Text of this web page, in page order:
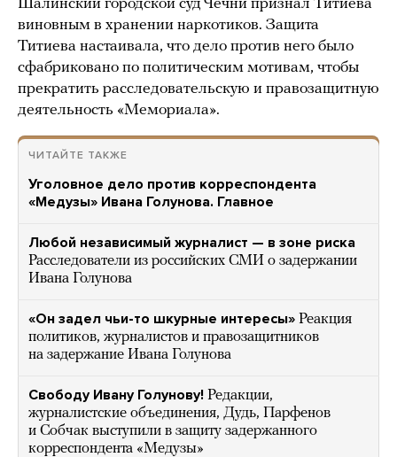
Шалинский городской суд Чечни признал Титиева
виновным в хранении наркотиков. Защита
Титиева настаивала, что дело против него было
сфабриковано по политическим мотивам, чтобы
прекратить расследовательскую и правозащитную
деятельность «Мемориала».
ЧИТАЙТЕ ТАКЖЕ
Уголовное дело против корреспондента
«Медузы» Ивана Голунова. Главное
Любой независимый журналист — в зоне риска
Расследователи из российских СМИ о задержании
Ивана Голунова
«Он задел чьи-то шкурные интересы» Реакция
политиков, журналистов и правозащитников
на задержание Ивана Голунова
Свободу Ивану Голунову! Редакции,
журналистские объединения, Дудь, Парфенов
и Собчак выступили в защиту задержанного
корреспондента «Медузы»